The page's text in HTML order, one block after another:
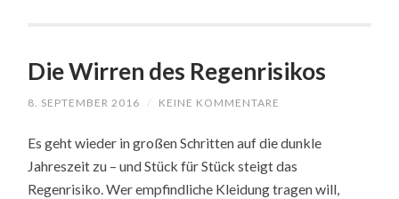
Die Wirren des Regenrisikos
8. SEPTEMBER 2016 / KEINE KOMMENTARE
Es geht wieder in großen Schritten auf die dunkle
Jahreszeit zu – und Stück für Stück steigt das
Regenrisiko. Wer empfindliche Kleidung tragen will,